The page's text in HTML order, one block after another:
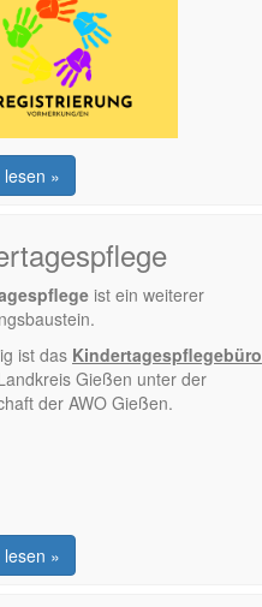
»
ist ein weiterer
ist das Kindertagespflegebüro
Gießen unter der
der AWO Gießen.
»